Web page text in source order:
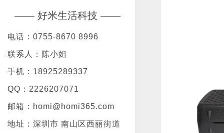
—— 好米生活科技 ——
电话：0755-8670 8996
联系人：陈小姐
手机：18925289337
QQ：2226207071
邮箱：homi@homi365.com
地址：深圳市 南山区西丽街道